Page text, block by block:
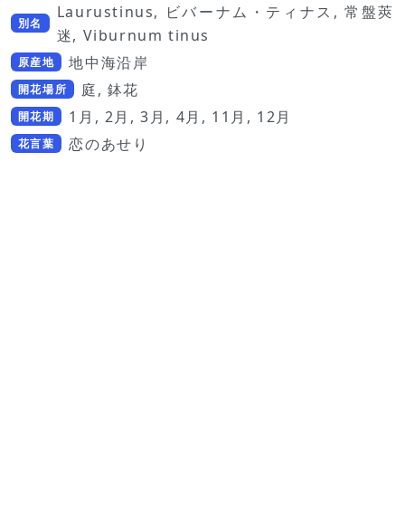
別名
Laurustinus, ビバーナム・ティナス, 常盤莢
迷, Viburnum tinus
原産地 地中海沿岸
開花場所 庭, 鉢花
開花期 1月, 2月, 3月, 4月, 11月, 12月
花言葉 恋のあせり